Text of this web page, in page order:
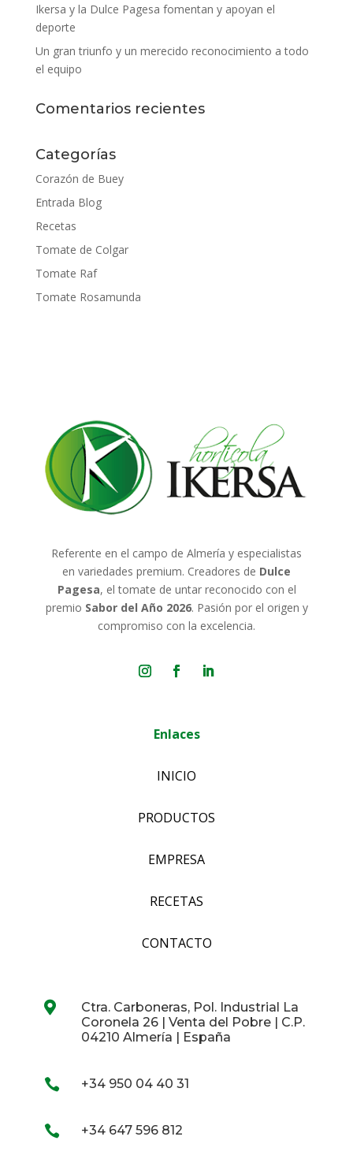
Ikersa y la Dulce Pagesa fomentan y apoyan el
deporte
Un gran triunfo y un merecido reconocimiento a todo
el equipo
Comentarios recientes
Categorías
Corazón de Buey
Entrada Blog
Recetas
Tomate de Colgar
Tomate Raf
Tomate Rosamunda
Referente en el campo de Almería y especialistas
en variedades premium. Creadores de Dulce
Pagesa, el tomate de untar reconocido con el
premio Sabor del Año 2026. Pasión por el origen y
compromiso con la excelencia.
Enlaces
INICIO
PRODUCTOS
EMPRESA
RECETAS
CONTACTO

Ctra. Carboneras, Pol. Industrial La
Coronela 26 | Venta del Pobre | C.P.
04210 Almería | España
 +34 950 04 40 31
 +34 647 596 812